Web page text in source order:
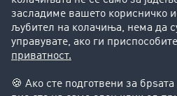
Поддршка
Поддршка
Правни прашања